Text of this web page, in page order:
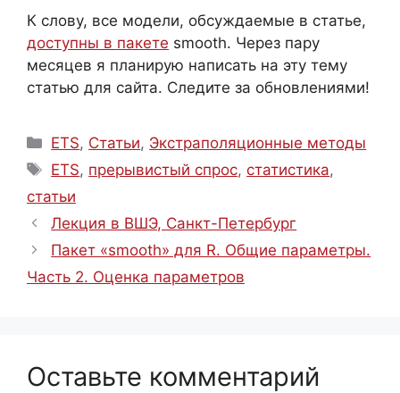
К слову, все модели, обсуждаемые в статье,
доступны в пакете smooth. Через пару
месяцев я планирую написать на эту тему
статью для сайта. Следите за обновлениями!
Рубрики
ETS, Статьи, Экстраполяционные методы
Метки
ETS, прерывистый спрос,статистика,
статьи
Лекция в ВШЭ, Санкт-Петербург
Пакет «smooth» для R. Общие параметры.
Часть 2. Оценка параметров
Оставьте комментарий